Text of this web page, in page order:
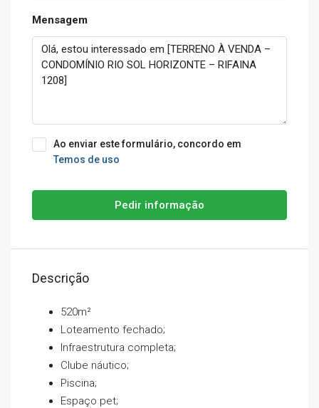
Mensagem
Ao enviar este formulário, concordo em
Temos de uso
Pedir informação
Descrição
520m²
Loteamento fechado;
Infraestrutura completa;
Clube náutico;
Piscina;
Espaço pet;